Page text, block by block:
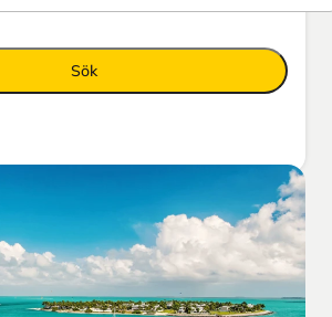
Sök